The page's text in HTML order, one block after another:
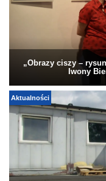
„Obrazy ciszy –
Iwony
Aktualności